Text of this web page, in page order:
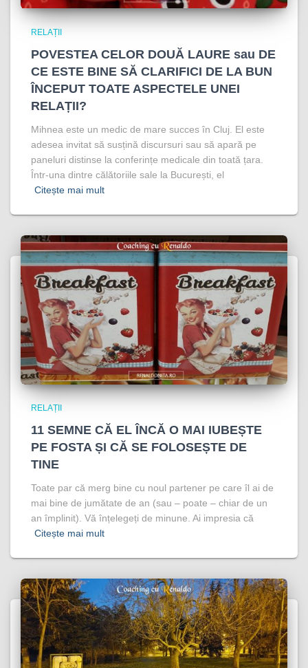
RELAȚII
POVESTEA CELOR DOUĂ LAURE sau DE
CE ESTE BINE SĂ CLARIFICI DE LA BUN
ÎNCEPUT TOATE ASPECTELE UNEI
RELAȚII?
Mihnea este un medic de mare succes în Cluj. El este
adesea invitat să susțină discursuri sau să apară pe
paneluri distinse la conferințe medicale din toată țara.
Într-una dintre călătoriile sale la București, el
Citește mai mult
RELAȚII
11 SEMNE CĂ EL ÎNCĂ O MAI IUBEȘTE
PE FOSTA ȘI CĂ SE FOLOSEȘTE DE
TINE
Toate par că merg bine cu noul partener pe care îl ai de
mai bine de jumătate de an (sau – poate – chiar de un
an împlinit). Vă înțelegeți de minune. Ai impresia că
Citește mai mult